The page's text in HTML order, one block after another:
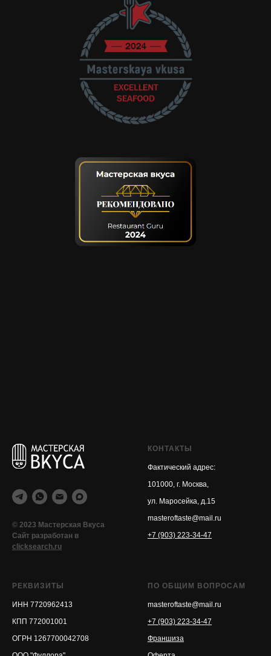
© 2023 Мастерская Вкуса
Сайт разработан в
clicksearch.ru
КОНТАКТЫ
Фактический адрес:
101000, г. Москва,
ул. Маросейка, д.15
masteroftaste@mail.ru
+7 (903) 223-34-47
РЕКВИЗИТЫ
ИНН 7720962413
КПП 772001001
ОГРН 1267700042708
ПО ОБЩИМ ВОПРОСАМ
masteroftaste@mail.ru
+7 (903) 223-34-47
Франшиза